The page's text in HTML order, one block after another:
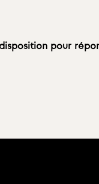
pour